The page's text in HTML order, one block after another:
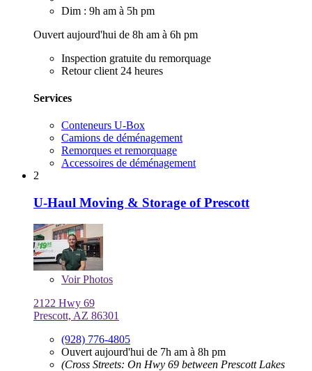
Dim : 9h am à 5h pm
Ouvert aujourd'hui de 8h am à 6h pm
Inspection gratuite du remorquage
Retour client 24 heures
Services
Conteneurs U-Box
Camions de déménagement
Remorques et remorquage
Accessoires de déménagement
2
U-Haul Moving & Storage of Prescott
VoirPhotos
2122 Hwy 69
Prescott, AZ 86301
(928) 776-4805
Ouvert aujourd'hui de 7h am à 8h pm
(Cross Streets: On Hwy 69 between Prescott Lakes